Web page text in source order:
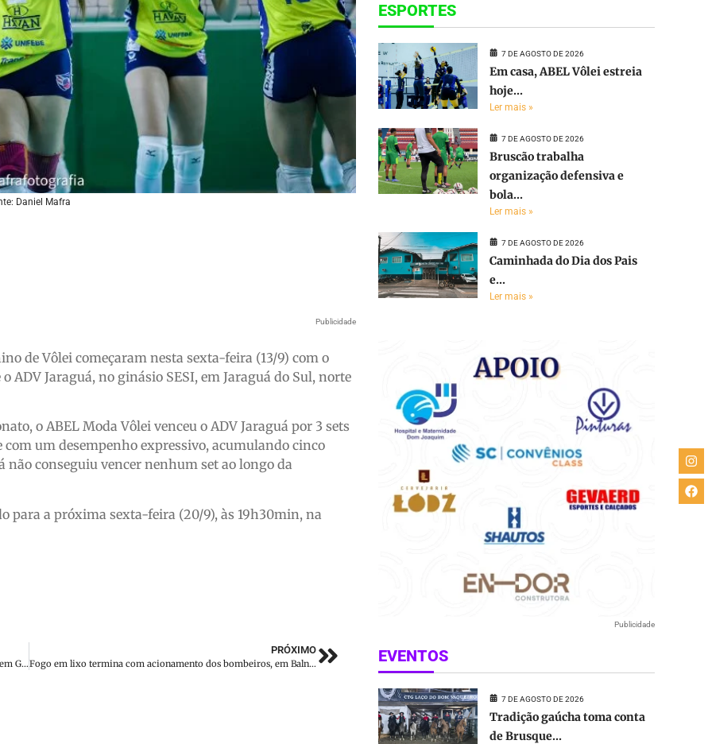
Daniel Mafra
Publicidade
de Vôlei começaram nesta sexta-feira (13/9) com o
ADV Jaraguá, no ginásio SESI, em Jaraguá do Sul, norte
o ABEL Moda Vôlei venceu o ADV Jaraguá por 3 sets
um desempenho expressivo, acumulando cinco
não conseguiu vencer nenhum set ao longo da
para a próxima sexta-feira (20/9), às 19h30min, na
Veículo de Brusque cai em barranco na Rodovia Ivo Silveira em Gaspar
PRÓXIMO
Fogo em lixo termina com acionamento dos bombeiros, em Balneário Camboriú (SC)
ESPORTES
7 DE AGOSTO DE 2026
Em casa, ABEL Vôlei estreia
hoje...
Ler mais »
7 DE AGOSTO DE 2026
Bruscão trabalha
organização defensiva e
bola...
Ler mais »
7 DE AGOSTO DE 2026
Caminhada do Dia dos Pais
e...
Ler mais »
Publicidade
EVENTOS
7 DE AGOSTO DE 2026
Tradição gaúcha toma conta
de Brusque...